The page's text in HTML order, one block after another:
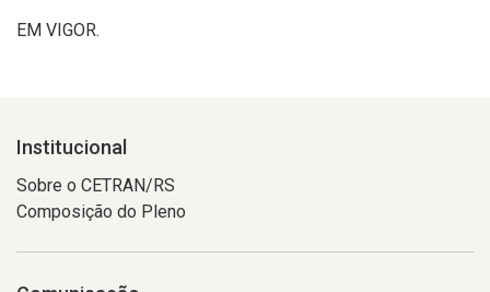
EM VIGOR.
Institucional
Sobre o CETRAN/RS
Composição do Pleno